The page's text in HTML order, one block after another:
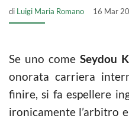
di Luigi Maria Romano 16 Mar
Se uno comeSeydou
onorata carriera
finire, si fa espellere
ironicamente l’arbitro